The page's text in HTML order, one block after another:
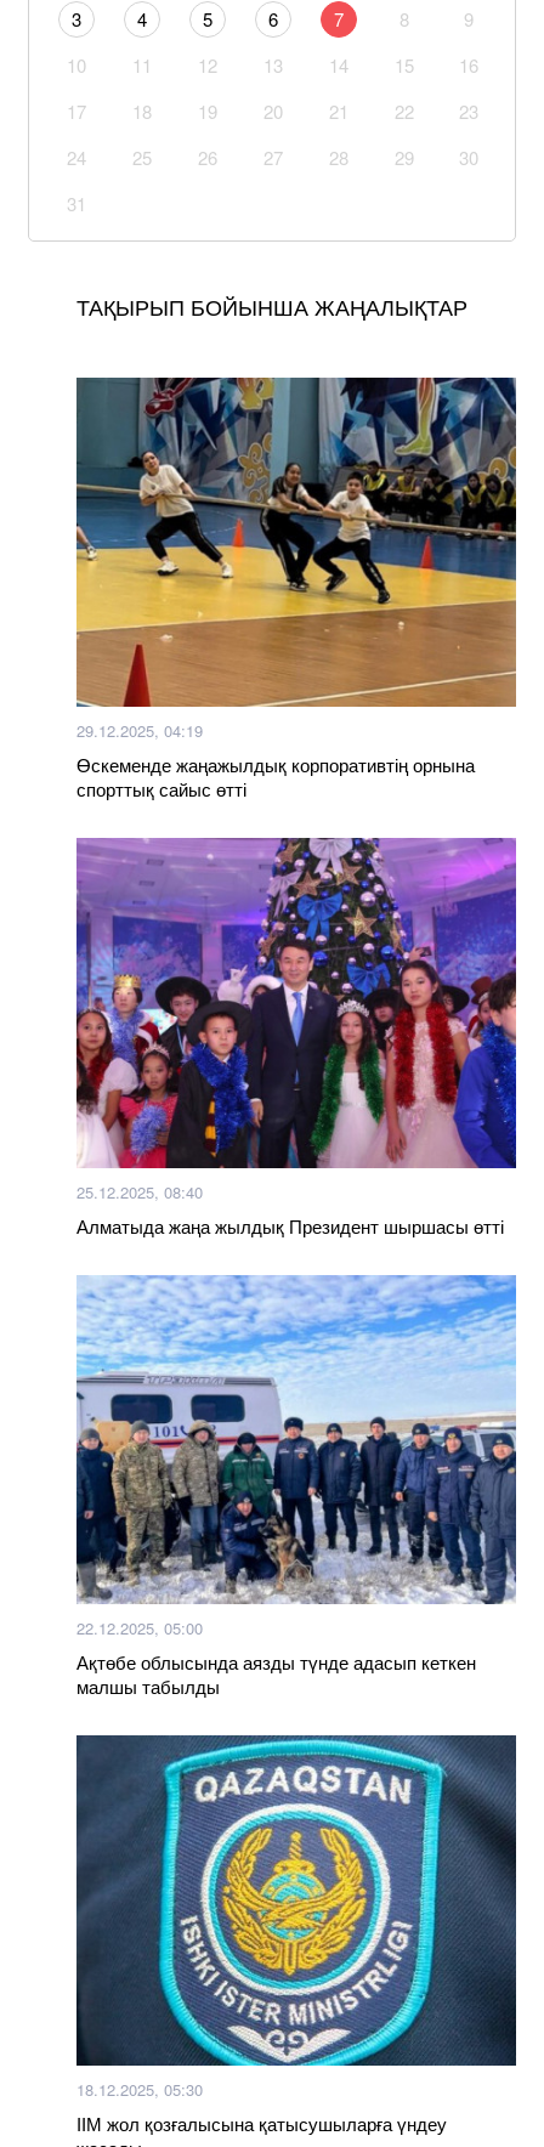
3
4 5 6 7 8
9
10
11 12 13 14 15
16
17
18 19 20 21 22
23
24
25 26 27 28 29
30
31
ТАҚЫРЫП БОЙЫНША ЖАҢАЛЫҚТАР
29.12.2025, 04:19
Өскеменде жаңажылдық корпоративтің орнына
спорттық сайыс өтті
25.12.2025, 08:40
Алматыда жаңа жылдық Президент шыршасы өтті
22.12.2025, 05:00
Ақтөбе облысында аязды түнде адасып кеткен
малшы табылды
18.12.2025, 05:30
ІІМ жол қозғалысына қатысушыларға үндеу